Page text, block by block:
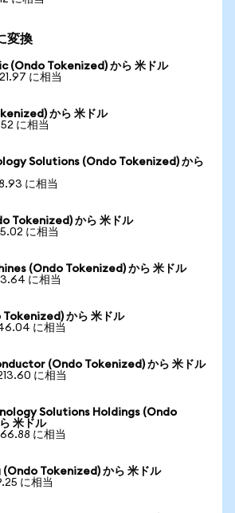
変換
(Ondo Tokenized) から 米ドル
に相当
から 米ドル
に相当
Solutions (Ondo Tokenized) から
に相当
Tokenized) から 米ドル
に相当
(Ondo Tokenized) から 米ドル
に相当
から 米ドル
に相当
(Ondo Tokenized) から 米ドル
に相当
Solutions Holdings (Ondo
米ドル
に相当
Tokenized) から 米ドル
に相当